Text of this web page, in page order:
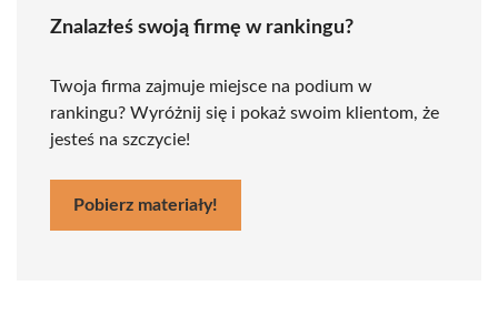
Znalazłeś swoją firmę w rankingu?
Twoja firma zajmuje miejsce na podium w
rankingu? Wyróżnij się i pokaż swoim klientom, że
jesteś na szczycie!
Pobierz materiały!